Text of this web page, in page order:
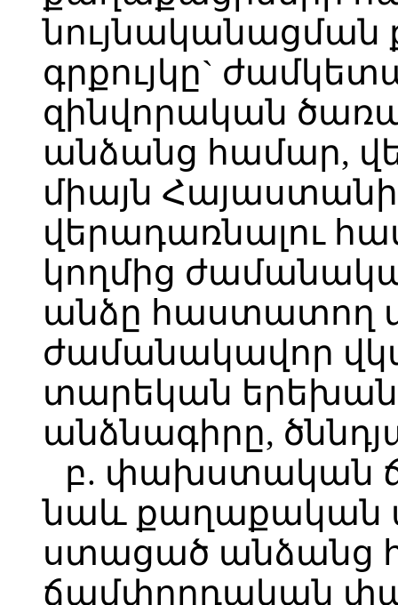
գրքույկը`
զինվորական
անձանց համար,
միայն
վերադառնալու
կողմից
անձը հաստատող
ժամանակավոր
տարեկան
անձնագիրը,
բ. փախստական
նաև քաղաքական
ստացած անձանց
ճամփորդական